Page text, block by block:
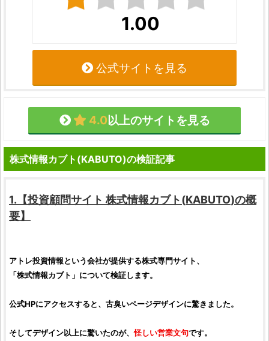
1.00
公式サイトを見る
4.0以上のサイトを見る
株式情報カブト(KABUTO)の検証記事
1.【投資顧問サイト 株式情報カブト(KABUTO)の概
要】
アトレ投資情報という会社が提供する株式専門サイト、
「株式情報カブト 」について検証します。
公式HPにアクセスすると、古臭いページデザインに驚きました。
そしてデザイン以上に驚いたのが、怪しい営業文句です。